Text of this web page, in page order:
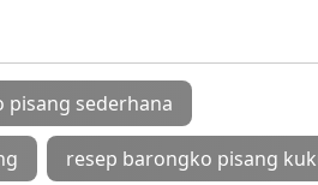
sederhana
resep barongko pisang